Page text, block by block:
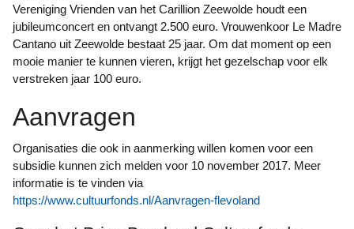
Vereniging Vrienden van het Carillion Zeewolde houdt een
jubileumconcert en ontvangt 2.500 euro. Vrouwenkoor Le Madre
Cantano uit Zeewolde bestaat 25 jaar. Om dat moment op een
mooie manier te kunnen vieren, krijgt het gezelschap voor elk
verstreken jaar 100 euro.
Aanvragen
Organisaties die ook in aanmerking willen komen voor een
subsidie kunnen zich melden voor 10 november 2017. Meer
informatie is te vinden via
https://www.cultuurfonds.nl/Aanvragen-flevoland